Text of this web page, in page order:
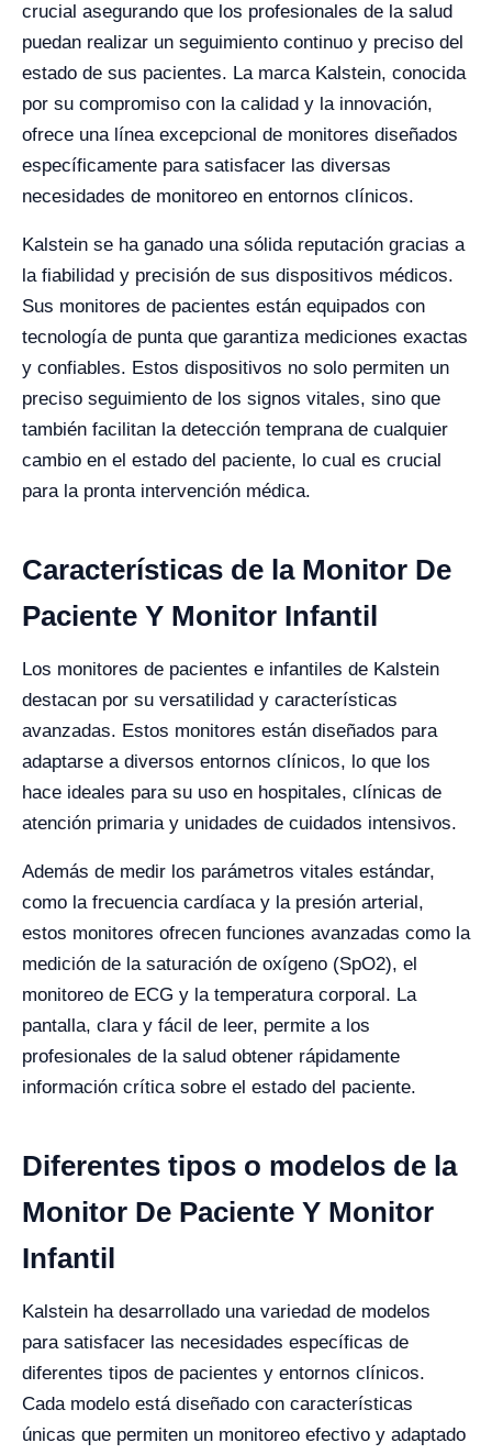
crucial asegurando que los profesionales de la salud
puedan realizar un seguimiento continuo y preciso del
estado de sus pacientes. La marca Kalstein, conocida
por su compromiso con la calidad y la innovación,
ofrece una línea excepcional de monitores diseñados
específicamente para satisfacer las diversas
necesidades de monitoreo en entornos clínicos.
Kalstein se ha ganado una sólida reputación gracias a
la fiabilidad y precisión de sus dispositivos médicos.
Sus monitores de pacientes están equipados con
tecnología de punta que garantiza mediciones exactas
y confiables. Estos dispositivos no solo permiten un
preciso seguimiento de los signos vitales, sino que
también facilitan la detección temprana de cualquier
cambio en el estado del paciente, lo cual es crucial
para la pronta intervención médica.
Características de la Monitor De
Paciente Y Monitor Infantil
Los monitores de pacientes e infantiles de Kalstein
destacan por su versatilidad y características
avanzadas. Estos monitores están diseñados para
adaptarse a diversos entornos clínicos, lo que los
hace ideales para su uso en hospitales, clínicas de
atención primaria y unidades de cuidados intensivos.
Además de medir los parámetros vitales estándar,
como la frecuencia cardíaca y la presión arterial,
estos monitores ofrecen funciones avanzadas como la
medición de la saturación de oxígeno (SpO2), el
monitoreo de ECG y la temperatura corporal. La
pantalla, clara y fácil de leer, permite a los
profesionales de la salud obtener rápidamente
información crítica sobre el estado del paciente.
Diferentes tipos o modelos de la
Monitor De Paciente Y Monitor
Infantil
Kalstein ha desarrollado una variedad de modelos
para satisfacer las necesidades específicas de
diferentes tipos de pacientes y entornos clínicos.
Cada modelo está diseñado con características
únicas que permiten un monitoreo efectivo y adaptado